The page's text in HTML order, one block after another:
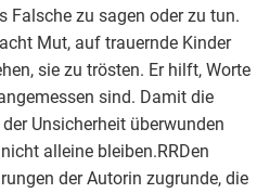
Falsche zu sagen oder zu tun.
Mut, auf trauernde Kinder
sie zu trösten. Er hilft, Worte
sind. Damit die
Unsicherheit überwunden
alleine bleiben.RRDen
der Autorin zugrunde, die